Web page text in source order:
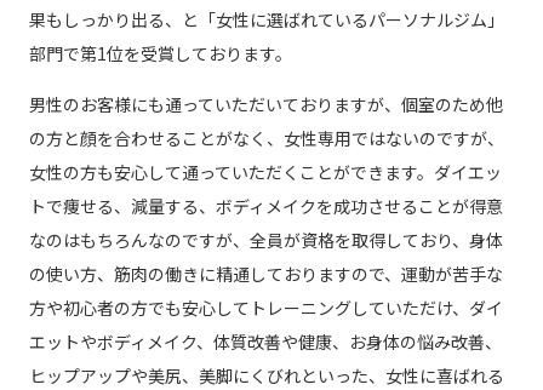
果もしっかり出る、と「女性に選ばれているパーソナルジム」
部門で第1位を受賞しております。
男性のお客様にも通っていただいておりますが、個室のため他
の方と顔を合わせることがなく、女性専用ではないのですが、
女性の方も安心して通っていただくことができます。ダイエッ
トで痩せる、減量する、ボディメイクを成功させることが得意
なのはもちろんなのですが、全員が資格を取得しており、身体
の使い方、筋肉の働きに精通しておりますので、運動が苦手な
方や初心者の方でも安心してトレーニングしていただけ、ダイ
エットやボディメイク、体質改善や健康、お身体の悩み改善、
ヒップアップや美尻、美脚にくびれといった、女性に喜ばれる